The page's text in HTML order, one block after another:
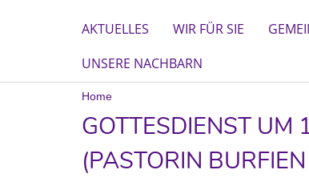
AKTUELLES WIR FÜR SIE
UNSERE NACHBARN
Home
GOTTESDIENST UM
(PASTORIN